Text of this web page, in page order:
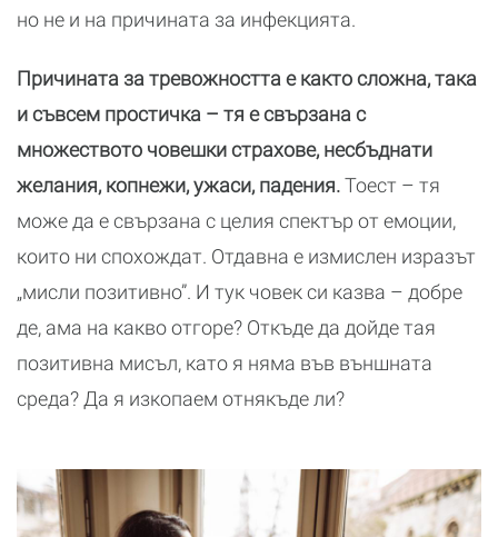
но не и на причината за инфекцията.
Причината за тревожността е както сложна, така
и съвсем простичка – тя е свързана с
множеството човешки страхове, несбъднати
желания, копнежи, ужаси, падения.Тоест – тя
може да е свързана с целия спектър от емоции,
които ни спохождат. Отдавна е измислен изразът
„мисли позитивно”. И тук човек си казва – добре
де, ама на какво отгоре? Откъде да дойде тая
позитивна мисъл, като я няма във външната
среда? Да я изкопаем отнякъде ли?